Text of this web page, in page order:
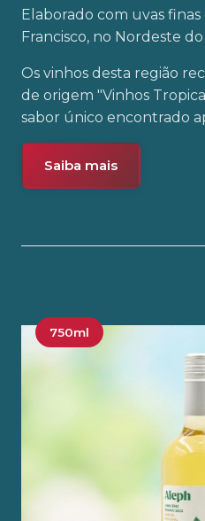
Elaborado com uvas finas
Francisco, no Nordeste do
Os vinhos desta região
de origem "Vinhos
sabor único encontrado
Saiba mais
750ml